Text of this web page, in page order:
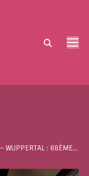
Search:
WUPPERTAL : 68ÈME…